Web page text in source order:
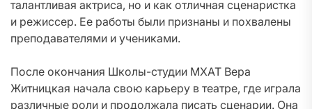
талантливая актриса, но и как отличная сценаристка
и режиссер. Ее работы были признаны и похвалены
преподавателями и учениками.
После окончания Школы-студии МХАТ Вера
Житницкая начала свою карьеру в театре, где играла
различные роли и продолжала писать сценарии. Она